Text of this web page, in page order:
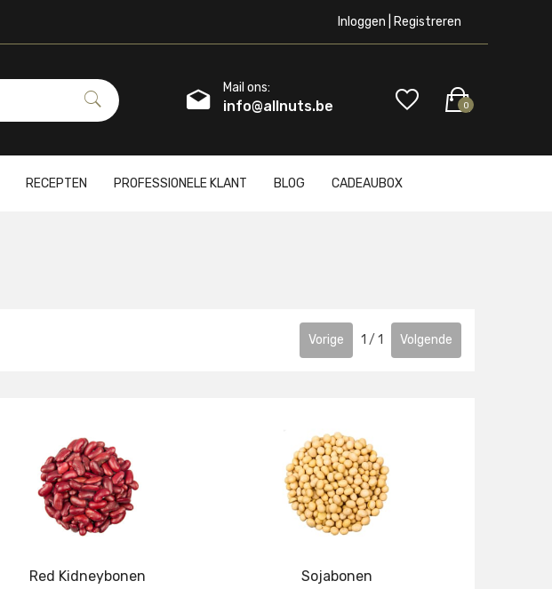
Inloggen | Registreren
Mail ons:
info@allnuts.be 0
RECEPTEN PROFESSIONELE KLANT BLOG CADEAUBOX
Vorige 1 / 1 Volgende
Red Kidneybonen Sojabonen